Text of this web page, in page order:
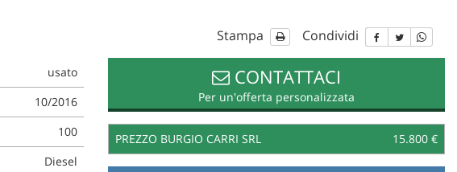
Stampa Condividi
usato
10/2016
100
Diesel
CONTATTACI
Per un'offerta personalizzata
PREZZO BURGIO CARRI SRL 15.800 €